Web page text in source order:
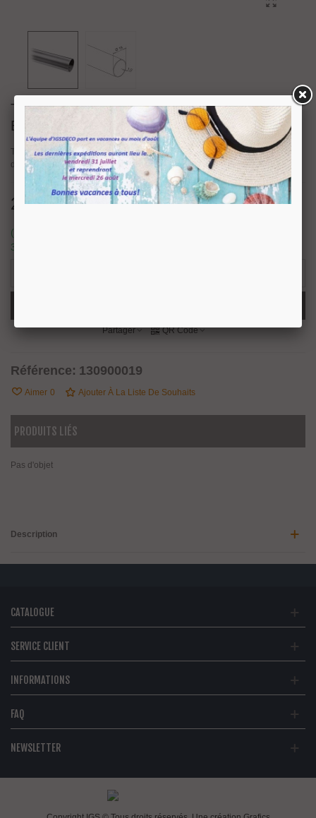
TUBE DIAMÈTRE 19 INOX AISI 304
ÉPAISSEUR 1 MM
Tube en inox brossé diamètre 19 mm. Épaisseur 1 mm. Découpé selon vos
dimensions.
25,13 € TTC
(mètres) en stock, nous prévoyons une expédition sous 24/48h.
378 Produits
Partager QR Code
Référence: 130900019
Aimer 0 Ajouter À La Liste De Souhaits
PRODUITS LIÉS
Pas d'objet
Description
CATALOGUE
SERVICE CLIENT
INFORMATIONS
FAQ
NEWSLETTER